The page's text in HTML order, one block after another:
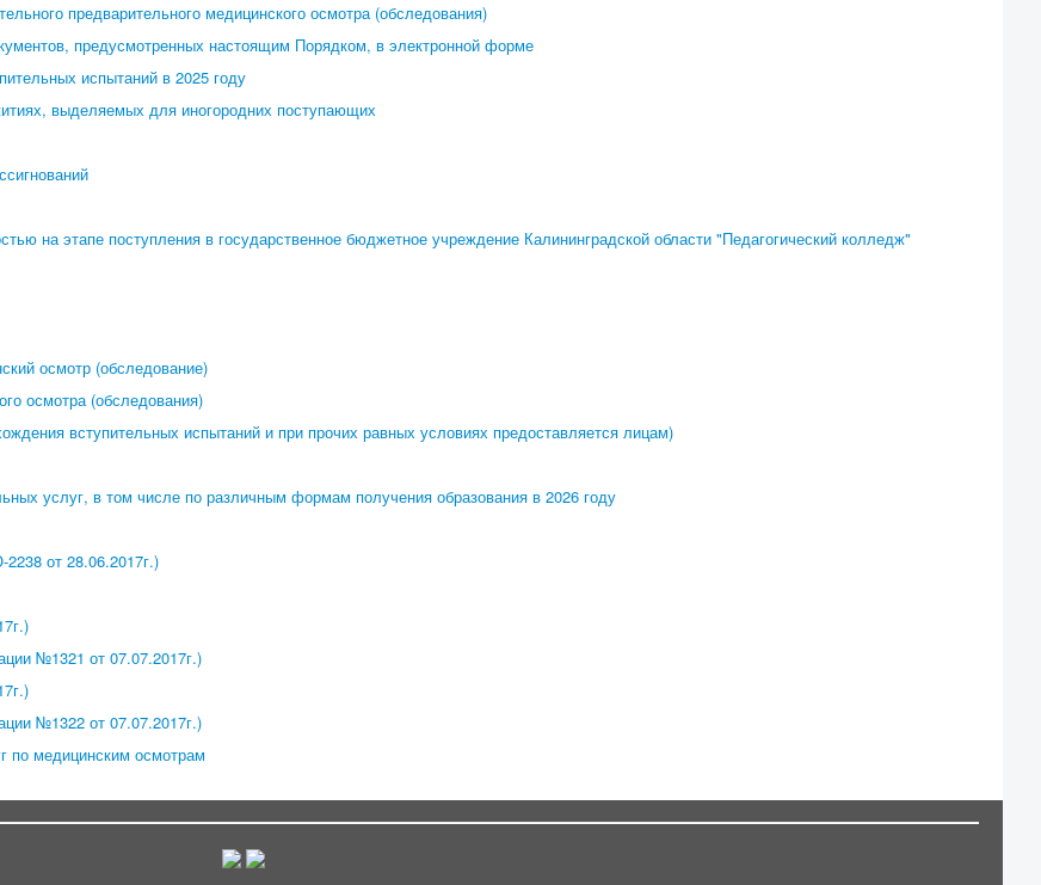
предварительного медицинского осмотра (обследования)
предусмотренных настоящим Порядком, в электронной форме
испытаний в 2025 году
выделяемых для иногородних поступающих
на этапе поступления в государственное бюджетное учреждение Калининградской области "Педагогический колледж"
осмотр (обследование)
осмотра (обследования)
вступительных испытаний и при прочих равных условиях предоставляется лицам)
услуг, в том числе по различным формам получения образования в 2026 году
от 28.06.2017г.)
№1321 от 07.07.2017г.)
№1322 от 07.07.2017г.)
по медицинским осмотрам